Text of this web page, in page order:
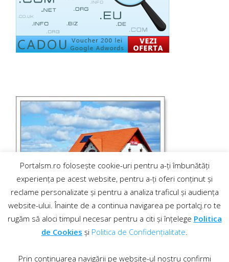
Portalsm.ro folosește cookie-uri pentru a-ți îmbunătăți
experiența pe acest website, pentru a-ți oferi conținut și
reclame personalizate și pentru a analiza traficul și audiența
website-ului. Înainte de a continua navigarea pe portalcj.ro te
rugăm să aloci timpul necesar pentru a citi și înțelege Politica
de Cookies și Politica de Confidențialitate.
Prin continuarea navigării pe website-ul nostru confirmi